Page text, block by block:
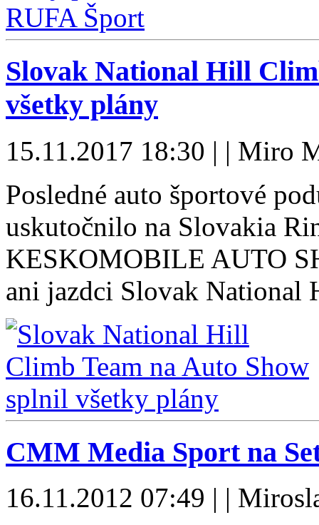
Slovak National Hill
všetky plány
15.11.2017 18:30 | | Miro
Posledné auto športové
uskutočnilo na Slovakia
KESKOMOBILE AUTO
ani jazdci Slovak
CMM Media Sport na
16.11.2012 07:49 | |